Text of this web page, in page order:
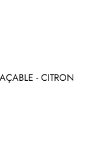
- CITRON